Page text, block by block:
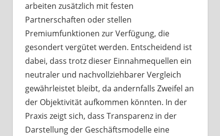
arbeiten zusätzlich mit festen
Partnerschaften oder stellen
Premiumfunktionen zur Verfügung, die
gesondert vergütet werden. Entscheidend ist
dabei, dass trotz dieser Einnahmequellen ein
neutraler und nachvollziehbarer Vergleich
gewährleistet bleibt, da andernfalls Zweifel an
der Objektivität aufkommen könnten. In der
Praxis zeigt sich, dass Transparenz in der
Darstellung der Geschäftsmodelle eine